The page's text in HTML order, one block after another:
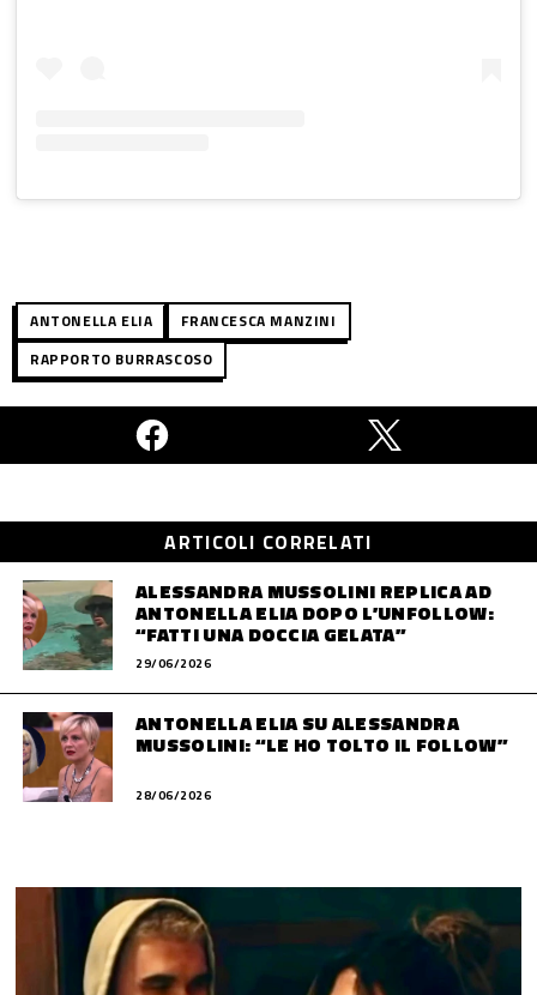
ANTONELLA ELIA
FRANCESCA MANZINI
RAPPORTO BURRASCOSO
ARTICOLI CORRELATI
ALESSANDRA MUSSOLINI REPLICA AD
ANTONELLA ELIA DOPO L’UNFOLLOW:
“FATTI UNA DOCCIA GELATA”
29/06/2026
ANTONELLA ELIA SU ALESSANDRA
MUSSOLINI: “LE HO TOLTO IL FOLLOW”
28/06/2026